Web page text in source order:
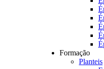
Formação
Planteis